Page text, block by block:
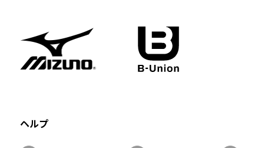
ヘルプ